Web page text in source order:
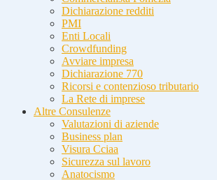
Dichiarazione redditi
PMI
Enti Locali
Crowdfunding
Avviare impresa
Dichiarazione 770
Ricorsi e contenzioso tributario
La Rete di imprese
Altre Consulenze
Valutazioni di aziende
Business plan
Visura Cciaa
Sicurezza sul lavoro
Anatocismo